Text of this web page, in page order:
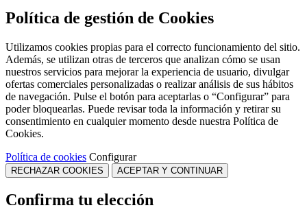
Política de gestión de Cookies
Utilizamos cookies propias para el correcto funcionamiento del sitio.
Además, se utilizan otras de terceros que analizan cómo se usan
nuestros servicios para mejorar la experiencia de usuario, divulgar
ofertas comerciales personalizadas o realizar análisis de sus hábitos
de navegación. Pulse el botón para aceptarlas o “Configurar” para
poder bloquearlas. Puede revisar toda la información y retirar su
consentimiento en cualquier momento desde nuestra Política de
Cookies.
Política de cookies Configurar
RECHAZAR COOKIES ACEPTAR Y CONTINUAR
Confirma tu elección